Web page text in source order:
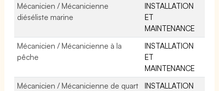
Mécanicien / Mécanicienne
diéséliste marine
INSTALLATION
ET
MAINTENANCE
Mécanicien / Mécanicienne à la
pêche
INSTALLATION
ET
MAINTENANCE
Mécanicien / Mécanicienne de quart
INSTALLATION